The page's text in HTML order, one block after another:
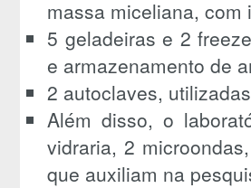
massa miceliana,
5 geladeiras e 2
e armazenamento de
2 autoclaves,
Além disso, o
vidraria, 2
que auxiliam na